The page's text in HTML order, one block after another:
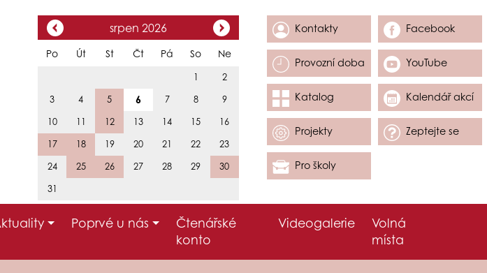
srpen 2026
Po Út St Čt Pá So Ne
1 2
3 4 5 6 7 8 9
10 11 12 13 14 15 16
17 18 19 20 21 22 23
24 25 26 27 28 29 30
31
Kontakty Facebook
Provozní doba YouTube
Katalog Kalendář akcí
Projekty Zeptejte se
Pro školy
Poprvé u nás
Čtenářské
konto
Videogalerie
Volná
místa